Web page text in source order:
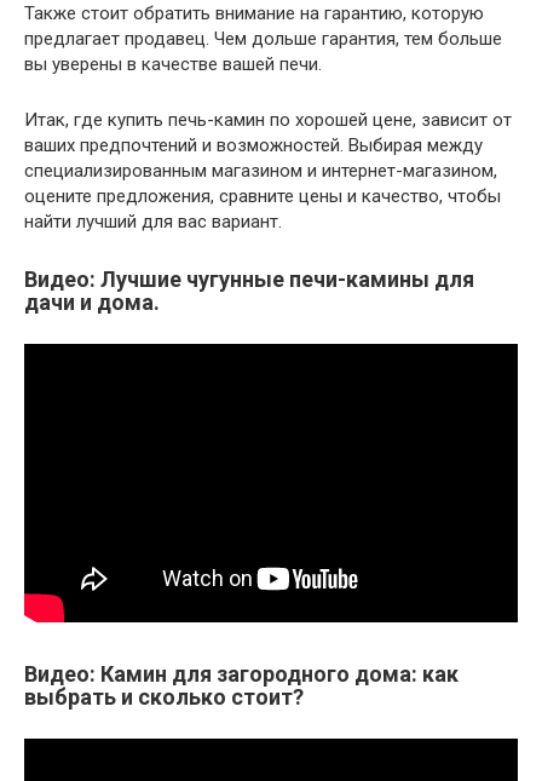
Также стоит обратить внимание на гарантию, которую
предлагает продавец. Чем дольше гарантия, тем больше
вы уверены в качестве вашей печи.
Итак, где купить печь-камин по хорошей цене, зависит от
ваших предпочтений и возможностей. Выбирая между
специализированным магазином и интернет-магазином,
оцените предложения, сравните цены и качество, чтобы
найти лучший для вас вариант.
Видео: Лучшие чугунные печи-камины для
дачи и дома.
Видео: Камин для загородного дома: как
выбрать и сколько стоит?